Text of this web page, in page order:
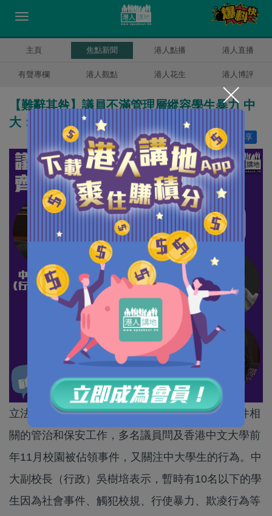
主頁 焦點新聞 港人點播 港人直播
有聲專欄 港人觀點 港人花生 港人博評
【難辭其咎】議員不滿管理層縱容學生暴力 中
大：10名以下學生因社會事件等遭紀律處分
分享
讚好 24
立法會教育事務委員會昨日討論近期大學校園事件相
關的管治和保安工作，多名議員問及香港中文大學前
年11月校園被佔領事件，又關注中大學生的行為。中
大副校長（行政）吳樹培表示，暫時有10名以下的學
生因為社會事件、觸犯校規、行使暴力、欺凌行為等